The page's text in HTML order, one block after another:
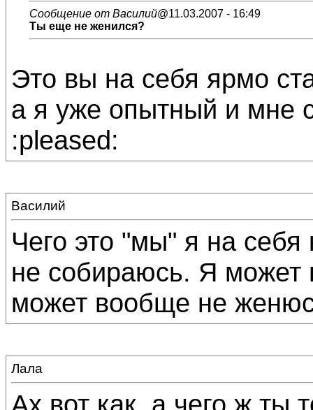
Сообщение от Василий@11.03.2007 - 16:49
Ты еще не женился?
Это вы на себя ярмо
а я уже опытный и мне
:pleased:
Василий
Чего это "мы" я на себя
не собираюсь. Я
может вообще не
Лала